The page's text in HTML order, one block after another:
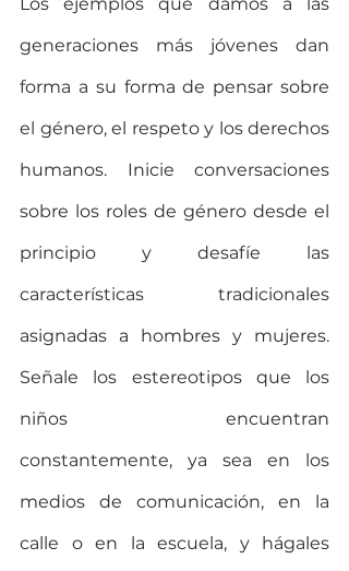
generaciones más jóvenes dan
forma a su forma de pensar sobre
el género, el respeto y los derechos
humanos. Inicie conversaciones
sobre los roles de género desde el
principio y desafíe las
características tradicionales
asignadas a hombres y mujeres.
Señale los estereotipos que los
niños encuentran
constantemente, ya sea en los
medios de comunicación, en la
calle o en la escuela, y hágales